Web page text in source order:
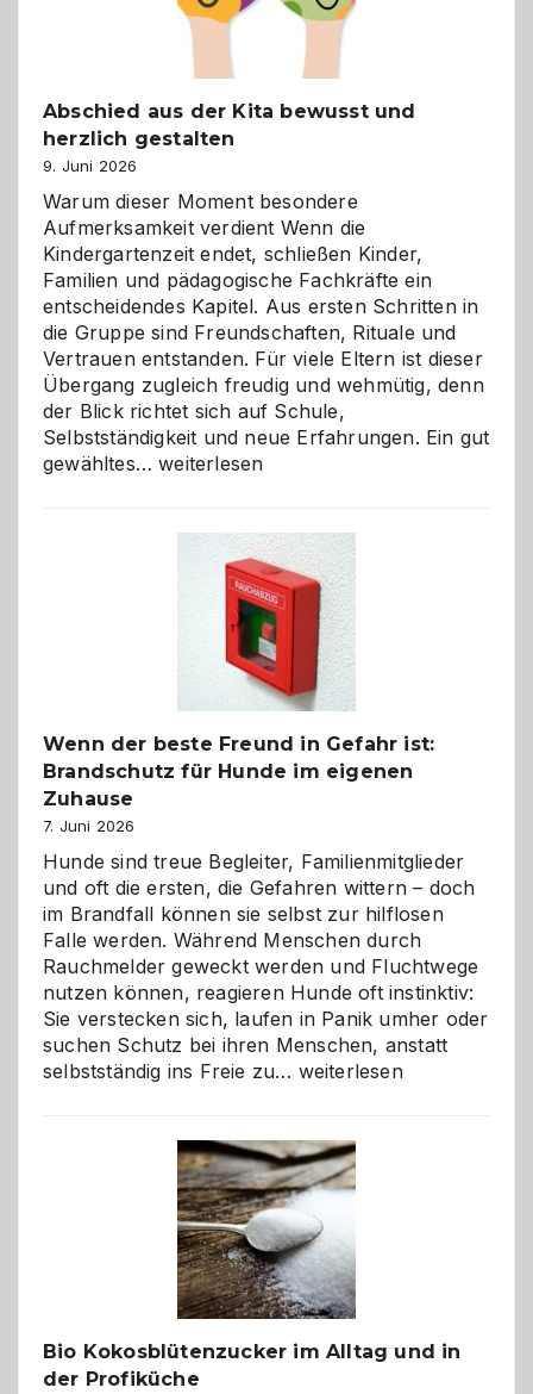
Abschied aus der Kita bewusst und
herzlich gestalten
9. Juni 2026
Warum dieser Moment besondere
Aufmerksamkeit verdient Wenn die
Kindergartenzeit endet, schließen Kinder,
Familien und pädagogische Fachkräfte ein
entscheidendes Kapitel. Aus ersten Schritten in
die Gruppe sind Freundschaften, Rituale und
Vertrauen entstanden. Für viele Eltern ist dieser
Übergang zugleich freudig und wehmütig, denn
der Blick richtet sich auf Schule,
Selbstständigkeit und neue Erfahrungen. Ein gut
gewähltes…Abschied
bewusst
herzlich
gestalten
weiterlesen
Wenn der beste Freund in Gefahr ist:
Brandschutz für Hunde im eigenen
Zuhause
7. Juni 2026
Hunde sind treue Begleiter, Familienmitglieder
und oft die ersten, die Gefahren wittern – doch
im Brandfall können sie selbst zur hilflosen
Falle werden. Während Menschen durch
Rauchmelder geweckt werden und Fluchtwege
nutzen können, reagieren Hunde oft instinktiv:
Sie verstecken sich, laufen in Panik umher oder
suchen Schutz bei ihren Menschen, anstatt
selbstständig ins Freie zu… Wenn
Freund
in
Gefahr
ist:
Brandschutz
für
Hunde
eigenen
weiterlesen
Bio Kokosblütenzucker im Alltag und in
der Profiküche